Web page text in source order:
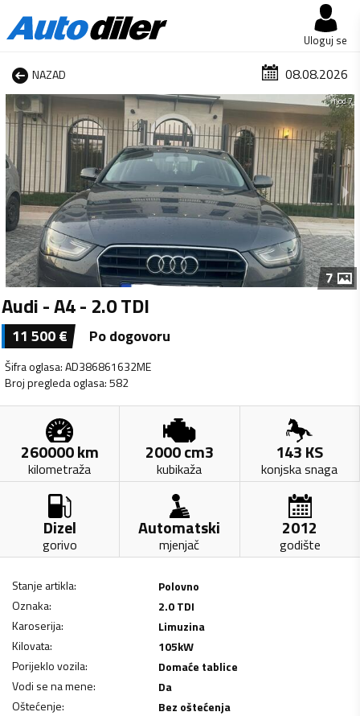
Uloguj se
NAZAD 08.08.2026
1 od 7
7
Audi - A4 - 2.0 TDI
11 500€ Po dogovoru
Šifra oglasa:AD386861632ME
Broj pregleda oglasa:582
260000km
kilometraža
2000cm3
kubikaža
143KS
konjska snaga
Dizel
gorivo
Automatski
mjenjač
2012
godište
Stanje artikla:
Polovno
Oznaka:
2.0 TDI
Karoserija:
Limuzina
Kilovata: 105kW
Porijeklo vozila:
Domaće tablice
Vodi se na mene:
Da
Oštećenje:
Bez oštećenja